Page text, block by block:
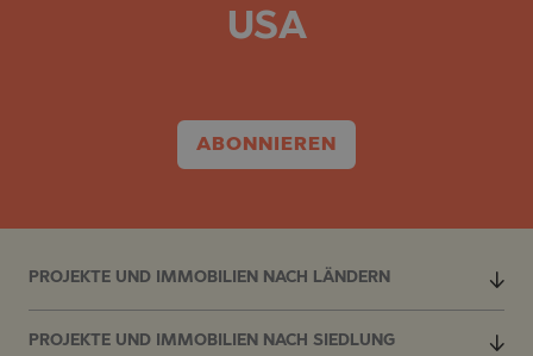
USA
ABONNIEREN
PROJEKTE UND IMMOBILIEN NACH LÄNDERN
PROJEKTE UND IMMOBILIEN NACH SIEDLUNG